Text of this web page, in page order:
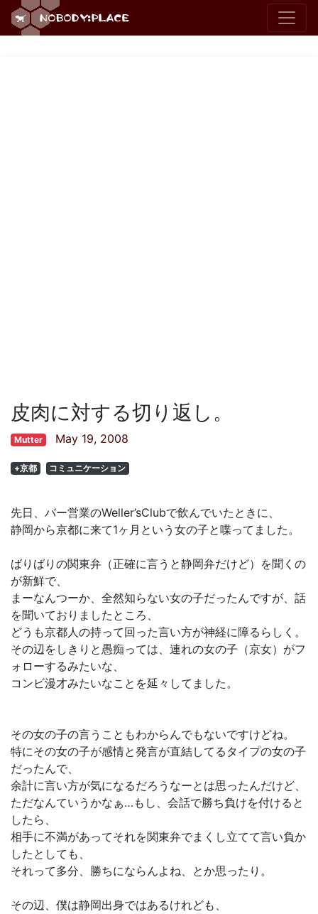
皮肉に対する切り返し。
Mutter May 19, 2008
+京都 コミュニケーション
先日、バー営業のWeller’sClubで飲んでいたときに、
静岡から京都に来て1ヶ月という女の子と喋ってました。
ばりばりの関東弁（正確に言うと静岡弁だけど）を聞くの
が新鮮で、
まーなんつーか、全然知らない女の子だったんですが、話
を聞いておりましたところ、
どうも京都人の持って回った言い方が神経に障るらしく。
その辺をしきりと愚痴っては、連れの女の子（京女）がフ
ォローするみたいな、
コンビ漫才みたいなことを延々してました。
その女の子の言うこともわからんでもないですけどね。
特にその女の子が感情と発言が直結してるタイプの女の子
だったんで、
余計に言い方が気になるだろうなーとは思ったんだけど、
ただなんていうかなぁ…もし、会話で勝ち負けを付けると
したら、
相手に不満があってそれを関東弁でまくし立てて言い負か
したとしても、
それって多分、勝ちにならんよね、とか思ったり。
その辺、僕は静岡出身ではあるけれども、